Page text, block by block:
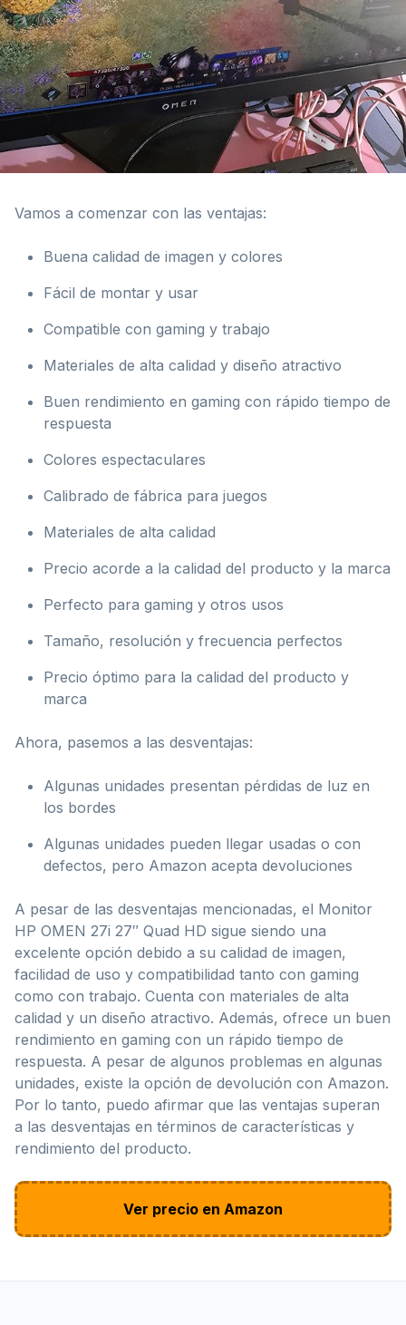
Vamos a comenzar con las ventajas:
Buena calidad de imagen y colores
Fácil de montar y usar
Compatible con gaming y trabajo
Materiales de alta calidad y diseño atractivo
Buen rendimiento en gaming con rápido tiempo de
respuesta
Colores espectaculares
Calibrado de fábrica para juegos
Materiales de alta calidad
Precio acorde a la calidad del producto y la marca
Perfecto para gaming y otros usos
Tamaño, resolución y frecuencia perfectos
Precio óptimo para la calidad del producto y
marca
Ahora, pasemos a las desventajas:
Algunas unidades presentan pérdidas de luz en
los bordes
Algunas unidades pueden llegar usadas o con
defectos, pero Amazon acepta devoluciones
A pesar de las desventajas mencionadas, el Monitor
HP OMEN 27i 27″ Quad HD sigue siendo una
excelente opción debido a su calidad de imagen,
facilidad de uso y compatibilidad tanto con gaming
como con trabajo. Cuenta con materiales de alta
calidad y un diseño atractivo. Además, ofrece un buen
rendimiento en gaming con un rápido tiempo de
respuesta. A pesar de algunos problemas en algunas
unidades, existe la opción de devolución con Amazon.
Por lo tanto, puedo afirmar que las ventajas superan
a las desventajas en términos de características y
rendimiento del producto.
Ver precio en Amazon